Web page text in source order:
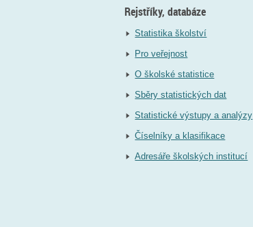
Rejstříky, databáze
Statistika školství
Pro veřejnost
O školské statistice
Sběry statistických dat
Statistické výstupy a analýzy
Číselníky a klasifikace
Adresáře školských institucí